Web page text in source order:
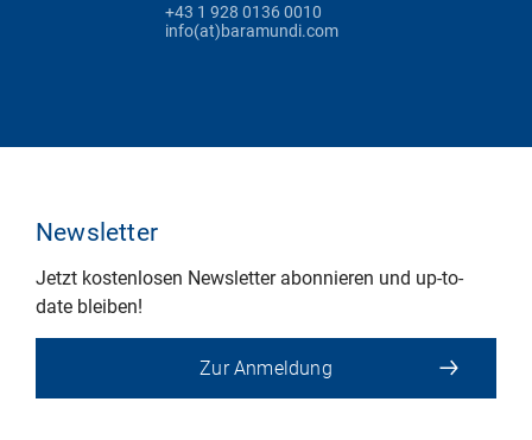
+43 1 928 0136 0010
info(at)baramundi.com
Newsletter
Jetzt kostenlosen Newsletter abonnieren und up-to-
date bleiben!
Zur Anmeldung